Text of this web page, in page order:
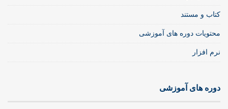
کتاب و مستند
محتویات دوره های آموزشی
نرم افزار
دوره های آموزشی